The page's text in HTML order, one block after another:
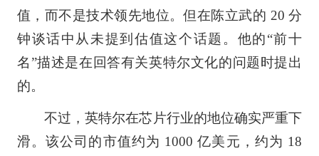
值，而不是技术领先地位。但在陈立武的 20 分
钟谈话中从未提到估值这个话题。他的“前十
名”描述是在回答有关英特尔文化的问题时提出
的。
不过，英特尔在芯片行业的地位确实严重下
滑。该公司的市值约为 1000 亿美元，约为 18